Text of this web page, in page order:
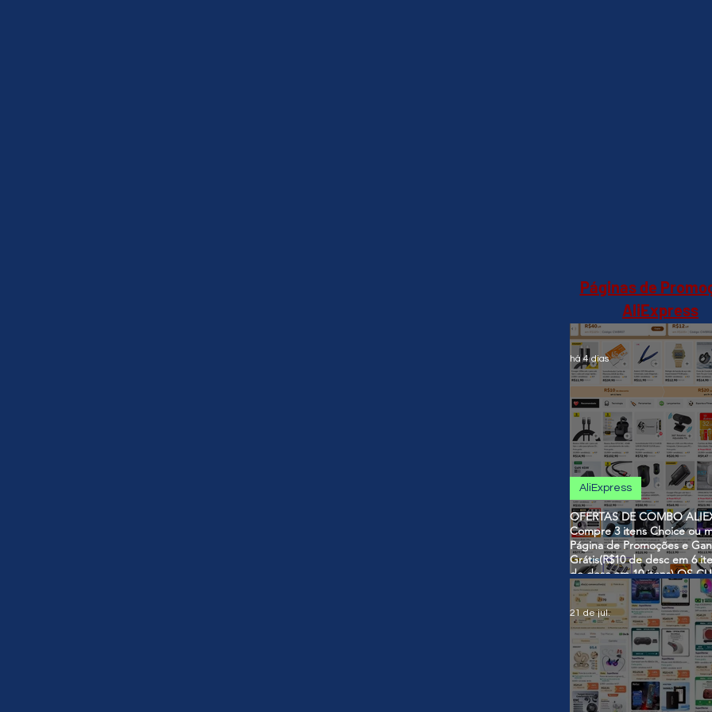
Páginas de
AliExpress
OFERTAS DE COMBO
Compre 3 itens Choice ou
Página de Promoções e
Grátis(R$10 de desc em 6
de desc em 10 itens) OS
SÃO VÁLIDOS NO COMBO
AliExpress
há 4 dias
21 de jul.